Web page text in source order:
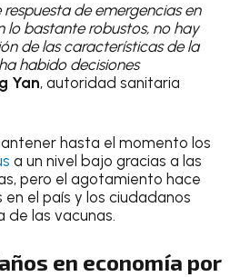
de emergencias en
lo bastante robustos, no hay
de las características de la
habido decisiones
Yan, autoridad sanitaria
hasta el momento los
a un nivel bajo gracias a las
pero el agotamiento hace
el país y los ciudadanos
de las vacunas.
en economía por